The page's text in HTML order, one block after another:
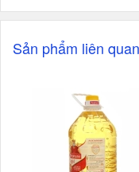
Sản phẩm liên quan